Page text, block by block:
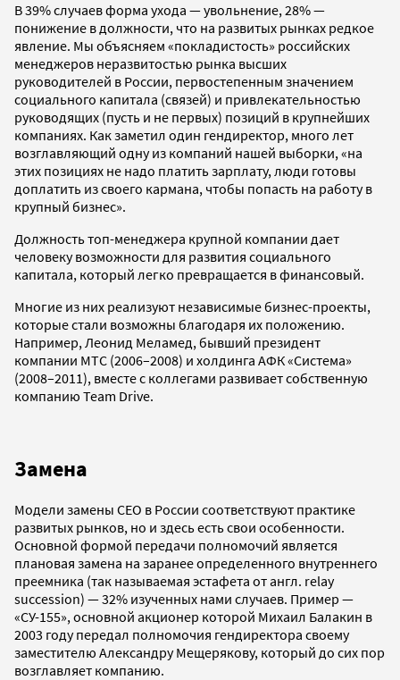
В 39% случаев форма ухода — увольнение, 28% —
понижение в должности, что на развитых рынках редкое
явление. Мы объясняем «покладистость» российских
менеджеров неразвитостью рынка высших
руководителей в России, первостепенным значением
социального капитала (связей) и привлекательностью
руководящих (пусть и не первых) позиций в крупнейших
компаниях. Как заметил один гендиректор, много лет
возглавляющий одну из компаний нашей выборки, «на
этих позициях не надо платить зарплату, люди готовы
доплатить из своего кармана, чтобы попасть на работу в
крупный бизнес».
Должность топ-менеджера крупной компании дает
человеку возможности для развития социального
капитала, который легко превращается в финансовый.
Многие из них реализуют независимые бизнес-проекты,
которые стали возможны благодаря их положению.
Например, Леонид Меламед, бывший президент
компании МТС (2006–2008) и холдинга АФК «Система»
(2008–2011), вместе с коллегами развивает собственную
компанию Team Drive.
Замена
Модели замены СЕО в России соответствуют практике
развитых рынков, но и здесь есть свои особенности.
Основной формой передачи полномочий является
плановая замена на заранее определенного внутреннего
преемника (так называемая эстафета от англ. relay
succession) — 32% изученных нами случаев. Пример —
«СУ-155», основной акционер которой Михаил Балакин в
2003 году передал полномочия гендиректора своему
заместителю Александру Мещерякову, который до сих пор
возглавляет компанию.